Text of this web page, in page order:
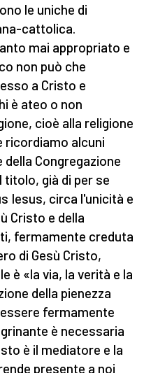
le uniche di
cattolica.
mai appropriato e
non può che
a Cristo e
è ateo o non
cioè alla religione
alcuni
Congregazione
titolo, già di per se
Iesus, circa l'unicità e
Cristo e della
fermamente creduta
di Gesù Cristo,
è «la via, la verità e la
della pienezza
fermamente
è necessaria
è il mediatore e la
presente a noi